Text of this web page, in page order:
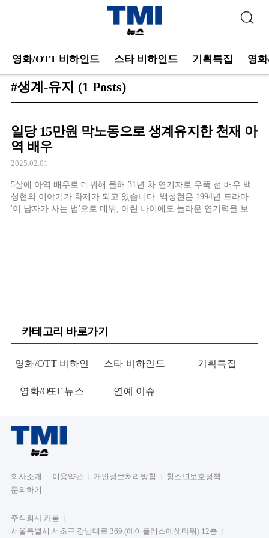
영화/OTT 비하인드 스타 비하인드 기획특집 영
#생계-유지 (1 Posts)
일당 15만원 막노동으로 생계유지한 천재 아
역 배우
2025.02.01
5살에 아역 배우로 데뷔해 올해 31년 차 연기자로 우뚝 선 배우 백
성현의 이야기가 화제가 되고 있습니다. 백성현은 1994년 드라마
'이 남자가 사는 법'으로 데뷔, 어린 나이에도 놀라운 연기력을 보였
카테고리 바로가기
영화/OTT 비하인
드
스타 비하인드 기획특집
영화/OTT 뉴스 연예 이슈
회사소개 이용약관 개인정보처리방침
청소년보호정책
문의하기
주식회사 카붐
서울특별시 서초구 강남대로 369 (에이플러스에셋타워) 12층